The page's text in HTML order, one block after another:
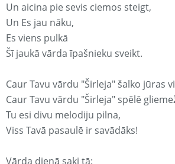
Un aicina pie sevis ciemos steigt,
Un Es jau nāku,
Es viens pulkā
Šī jaukā vārda īpašnieku sveikt.
Caur Tavu vārdu "Širleja" šalko jūras
Caur Tavu vārdu "Širleja" spēlē
Tu esi divu melodiju pilna,
Viss Tavā pasaulē ir savādāks!
Vārda dienā saki tā: